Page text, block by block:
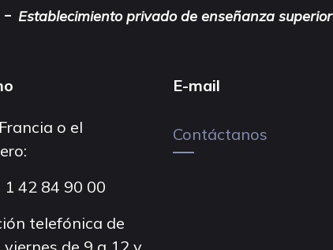
Establecimiento privado de enseñanza superior
o el
1 42 84 90 00
telefónica de
E-mail
Contáctanos